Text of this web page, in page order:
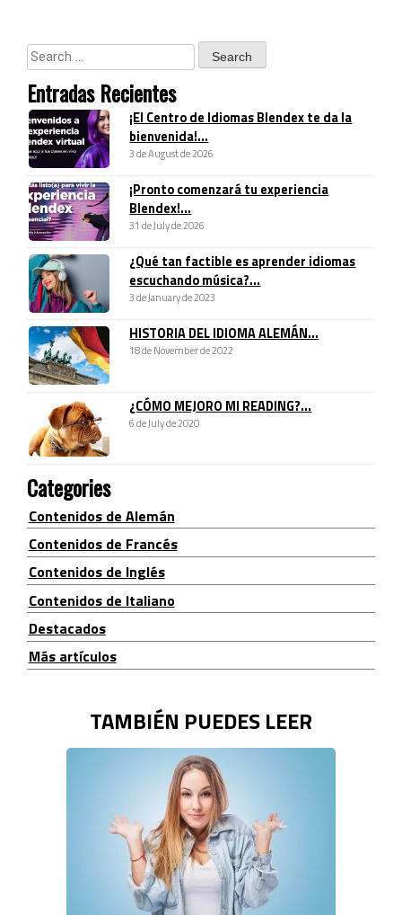
Entradas Recientes
¡El Centro de Idiomas Blendex te da la
bienvenida!...
3 de August de 2026
¡Pronto comenzará tu experiencia
Blendex!...
31 de July de 2026
¿Qué tan factible es aprender idiomas
escuchando música?...
3 de January de 2023
HISTORIA DEL IDIOMA ALEMÁN...
18 de November de 2022
¿CÓMO MEJORO MI READING?...
6 de July de 2020
Categories
Contenidos de Alemán
Contenidos de Francés
Contenidos de Inglés
Contenidos de Italiano
Destacados
Más artículos
TAMBIÉN PUEDES LEER